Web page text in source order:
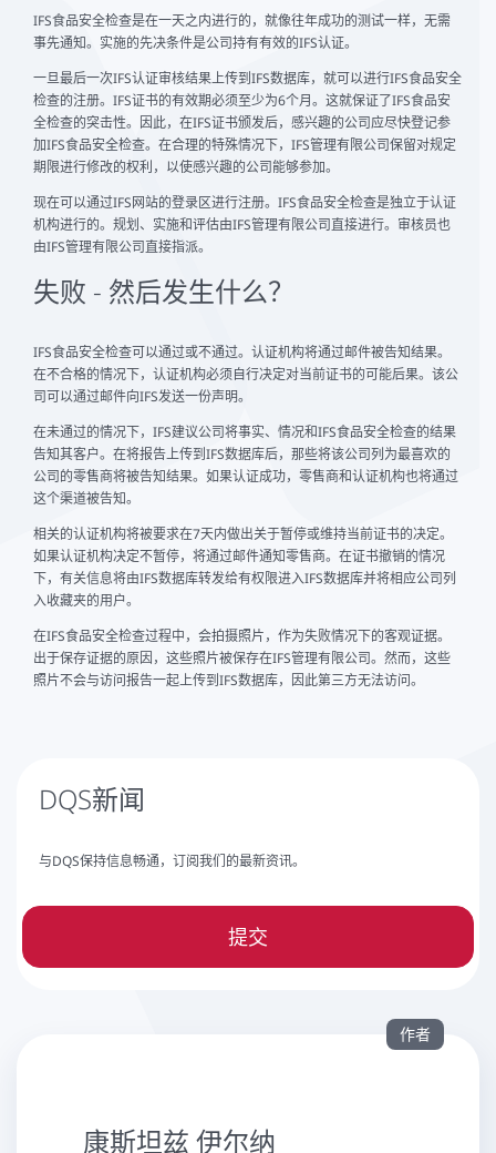
IFS食品安全检查是在一天之内进行的，就像往年成功的测试一样，无需
事先通知。实施的先决条件是公司持有有效的IFS认证。
一旦最后一次IFS认证审核结果上传到IFS数据库，就可以进行IFS食品安全
检查的注册。IFS证书的有效期必须至少为6个月。这就保证了IFS食品安
全检查的突击性。因此，在IFS证书颁发后，感兴趣的公司应尽快登记参
加IFS食品安全检查。在合理的特殊情况下，IFS管理有限公司保留对规定
期限进行修改的权利，以使感兴趣的公司能够参加。
现在可以通过IFS网站的登录区进行注册。IFS食品安全检查是独立于认证
机构进行的。规划、实施和评估由IFS管理有限公司直接进行。审核员也
由IFS管理有限公司直接指派。
失败 - 然后发生什么？
IFS食品安全检查可以通过或不通过。认证机构将通过邮件被告知结果。
在不合格的情况下，认证机构必须自行决定对当前证书的可能后果。该公
司可以通过邮件向IFS发送一份声明。
在未通过的情况下，IFS建议公司将事实、情况和IFS食品安全检查的结果
告知其客户。在将报告上传到IFS数据库后，那些将该公司列为最喜欢的
公司的零售商将被告知结果。如果认证成功，零售商和认证机构也将通过
这个渠道被告知。
相关的认证机构将被要求在7天内做出关于暂停或维持当前证书的决定。
如果认证机构决定不暂停，将通过邮件通知零售商。在证书撤销的情况
下，有关信息将由IFS数据库转发给有权限进入IFS数据库并将相应公司列
入收藏夹的用户。
在IFS食品安全检查过程中，会拍摄照片，作为失败情况下的客观证据。
出于保存证据的原因，这些照片被保存在IFS管理有限公司。然而，这些
照片不会与访问报告一起上传到IFS数据库，因此第三方无法访问。
DQS新闻
与DQS保持信息畅通，订阅我们的最新资讯。
提交
作者
康斯坦兹 伊尔纳